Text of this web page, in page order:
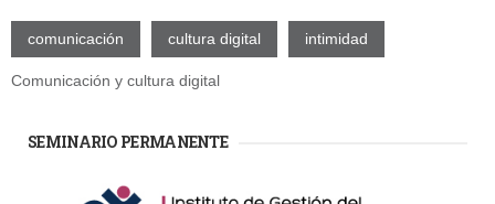
comunicación cultura digital intimidad
Comunicación y cultura digital
SEMINARIO PERMANENTE